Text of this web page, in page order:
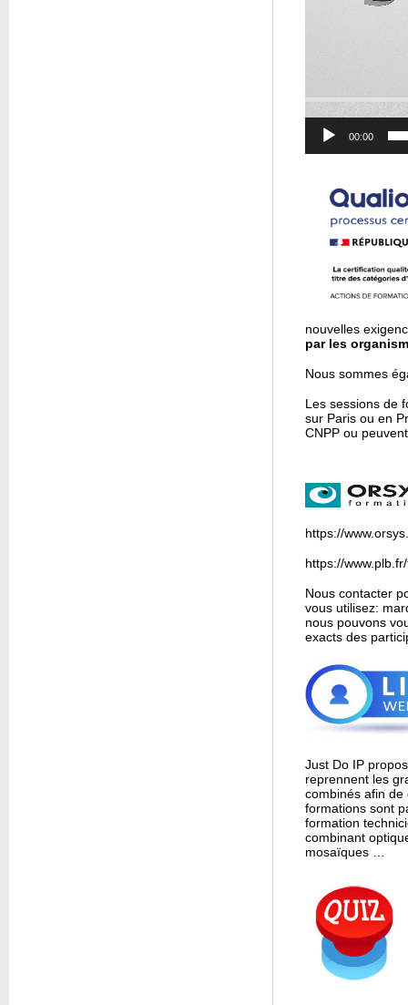
00:00
nouvelles
par les
Nous sommes
Les sessions de
sur Paris ou en
CNPP ou
https://
https://
Nous contacter
vous utilisez:
nous pouvons
exacts des
Just Do IP
reprennent les
combinés afin
formations sont
formation
combinant
mosaïques …